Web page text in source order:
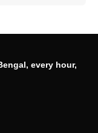
every hour,